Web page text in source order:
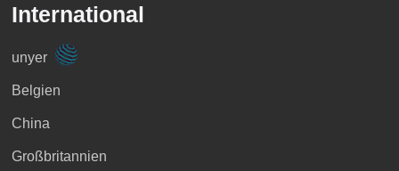
International
unyer
Belgien
China
Großbritannien